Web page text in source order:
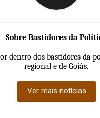
Sobre Bastidores da
dentro dos bastidores da
regional e de Goiás.
Ver mais notícias